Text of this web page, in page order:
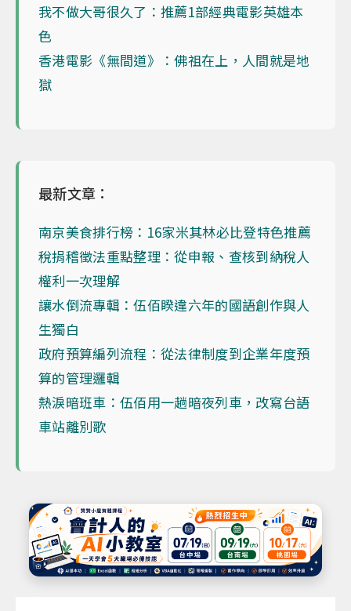
我不做大哥很久了：推薦1部經典電影英雄本
色
香港電影《無間道》：佛祖在上，人間就是地
獄
最新文章：
南京美食排行榜：16家米其林必比登特色推薦
稅捐稽徵法重點整理：從申報、查核到納稅人
權利一次理解
讓水倒流專輯：伍佰睽違六年的國語創作與人
生獨白
政府預算編列流程：從法律制度到企業年度預
算的管理邏輯
熱淚暗班車：伍佰用一趟暗夜列車，改寫台語
車站離別歌